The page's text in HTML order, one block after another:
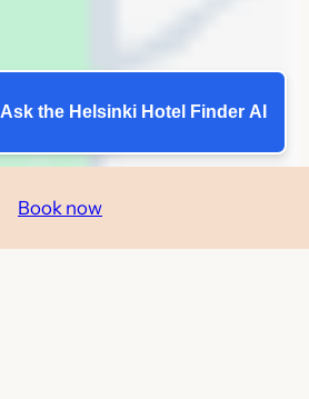
Book now
Ask the Helsinki Hotel Finder AI